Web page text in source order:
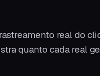
real do
quanto cada real